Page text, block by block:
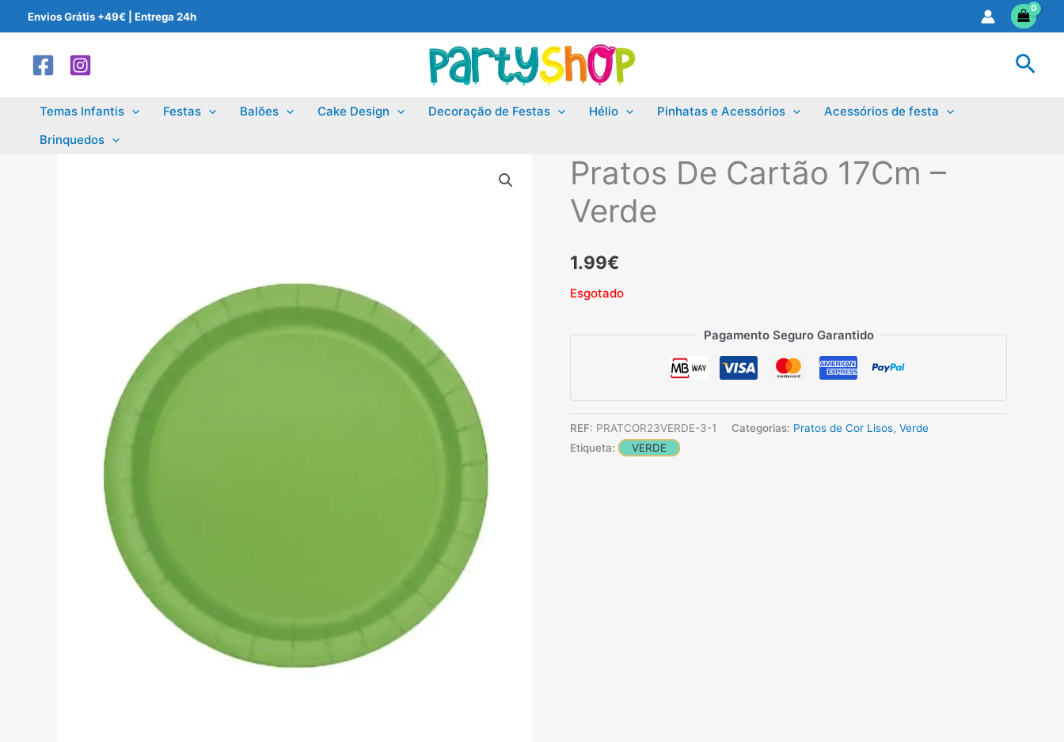
to
content
Envios Grátis +49€ | Entrega 24h
Temas Infantis Festas Balões Cake Design Decoração de Festas Hélio Pinhatas e Acessórios
Acessórios de festa
Brinquedos
Pratos De Cartão 17Cm –
Verde
1.99€
Esgotado
Pagamento Seguro Garantido
REF: PRATCOR23VERDE-3-1 Categorias: Pratos de Cor Lisos, Verde
Etiqueta:
VERDE